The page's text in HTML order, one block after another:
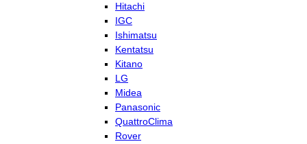
Hitachi
IGC
Ishimatsu
Kentatsu
Kitano
LG
Midea
Panasonic
QuattroClima
Rover